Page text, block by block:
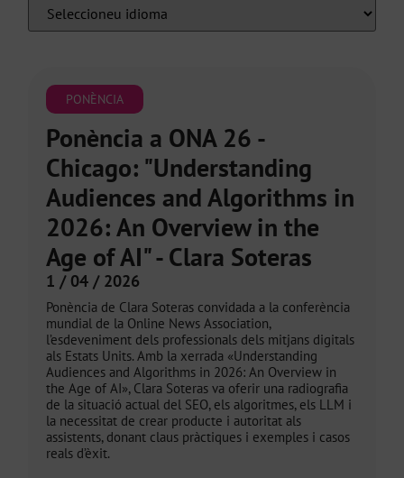
PONÈNCIA
Ponència a ONA 26 -
Chicago: "Understanding
Audiences and Algorithms in
2026: An Overview in the
Age of AI" - Clara Soteras
1 / 04 / 2026
Ponència de Clara Soteras convidada a la conferència
mundial de la Online News Association,
l’esdeveniment dels professionals dels mitjans digitals
als Estats Units. Amb la xerrada «Understanding
Audiences and Algorithms in 2026: An Overview in
the Age of AI», Clara Soteras va oferir una radiografia
de la situació actual del SEO, els algoritmes, els LLM i
la necessitat de crear producte i autoritat als
assistents, donant claus pràctiques i exemples i casos
reals d’èxit.